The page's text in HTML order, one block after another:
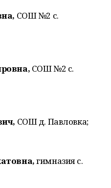
СОШ №2 с.
СОШ №2 с.
СОШ д. Павловка;
гимназия с.